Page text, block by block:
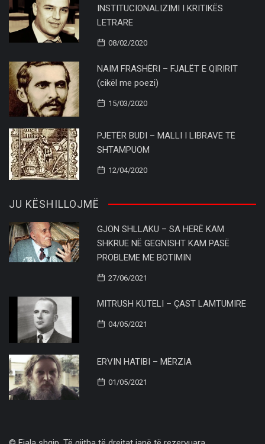
INSTITUCIONALIZIMI I KRITIKËS
LETRARE
08/02/2020
NAIM FRASHËRI – FJALËT E QIRIRIT
(cikël me poezi)
15/03/2020
PJETËR BUDI – MALLI I LIBRAVE TË
SHTAMPUOM
12/04/2020
JU KËSHILLOJMË
GJON SHLLAKU – SA HERË KAM
SHKRUE NË GEGNISHT KAM PASË
PROBLEME ME BOTIMIN
27/06/2021
MITRUSH KUTELI – ÇAST LAMTUMIRE
04/05/2021
ERVIN HATIBI – MËRZIA
01/05/2021